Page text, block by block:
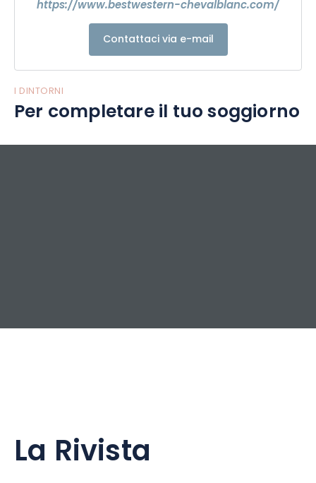
https://www.bestwestern-chevalblanc.com/
Contattaci via e-mail
I DINTORNI
Per completare il tuo soggiorno
La Rivista